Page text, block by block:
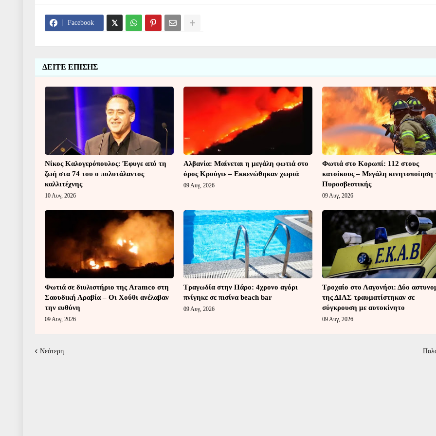
Facebook
ΔΕΙΤΕ ΕΠΙΣΗΣ
Νίκος Καλογερόπουλος: Έφυγε από τη
ζωή στα 74 του ο πολυτάλαντος
καλλιτέχνης
10 Αυγ, 2026
Αλβανία: Μαίνεται η μεγάλη φωτιά στο
όρος Κρούγιε – Εκκενώθηκαν χωριά
09 Αυγ, 2026
Φωτιά στο Κορωπί: 112 στους
κατοίκους – Μεγάλη κινητοποίηση
Πυροσβεστικής
09 Αυγ, 2026
Φωτιά σε διυλιστήριο της Aramco στη
Σαουδική Αραβία – Οι Χούθι ανέλαβαν
την ευθύνη
09 Αυγ, 2026
Τραγωδία στην Πάρο: 4χρονο αγόρι
πνίγηκε σε πισίνα beach bar
09 Αυγ, 2026
Τροχαίο στο Λαγονήσι: Δύο
της ΔΙΑΣ τραυματίστηκαν σε
σύγκρουση με αυτοκίνητο
09 Αυγ, 2026
Νεότερη